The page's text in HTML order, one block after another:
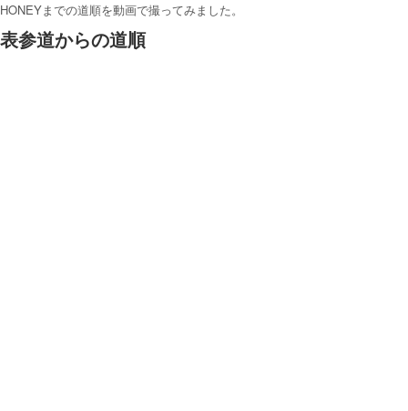
HONEYまでの道順を動画で撮ってみました。
表参道からの道順